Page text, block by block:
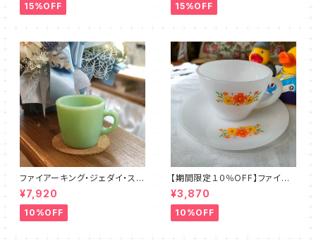
15%OFF 15%OFF
ファイアーキング・ジェダイ・スト
レートマグカップ（FKJD0006）
¥7,920
10%OFF
【期間限定１０％OFF】ファイア
ーキング・フラワー・カップ＆ソー
サー（FKFW0002）
¥3,870
10%OFF